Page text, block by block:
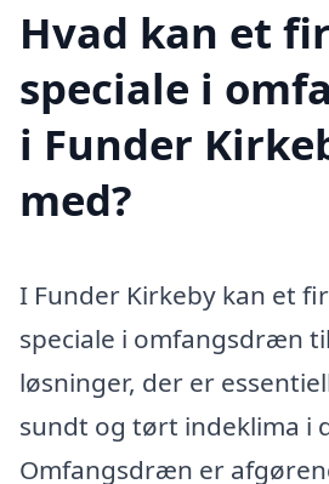
Hvad kan et
speciale i
i Funder
med?
I Funder Kirkeby kan et
speciale i omfangsdræn
løsninger, der er
sundt og tørt indeklima i
Omfangsdræn er